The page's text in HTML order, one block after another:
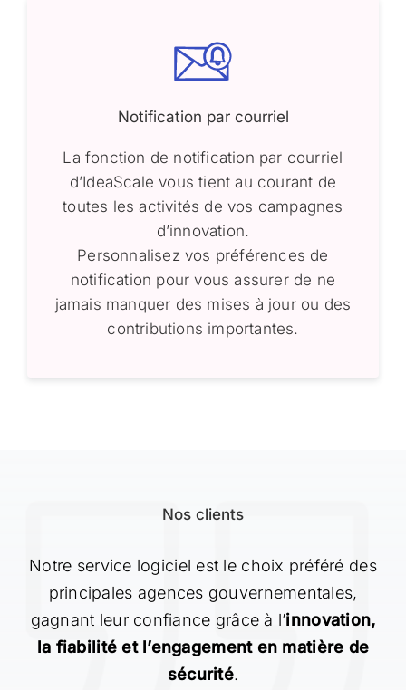
Notification par courriel
La fonction de notification par courriel
d’IdeaScale vous tient au courant de
toutes les activités de vos campagnes
d’innovation.
Personnalisez vos préférences de
notification pour vous assurer de ne
jamais manquer des mises à jour ou des
contributions importantes.
Nos clients
Notre service logiciel est le choix préféré des
principales agences gouvernementales,
gagnant leur confiance grâce à l’innovation,
la fiabilité et l’engagement en matière de
sécurité.